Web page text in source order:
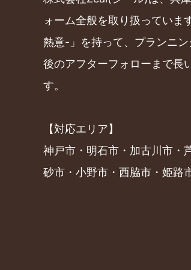
ォーム全般を取り扱っていま
熱意-」を持って、プランニ
後のアフターフォローまで長
す。
【対応エリア】
神戸市・明石市・加古川市・
砂市・小野市・西脇市・姫路